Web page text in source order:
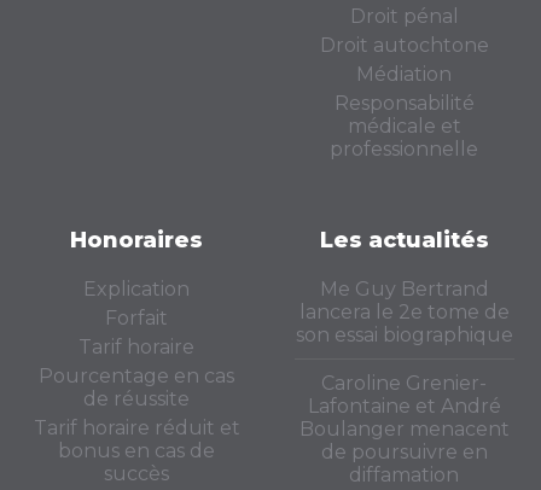
Droit pénal
Droit autochtone
Médiation
Responsabilité
médicale et
professionnelle
Honoraires
Explication
Forfait
Tarif horaire
Pourcentage en cas
de réussite
Tarif horaire réduit et
bonus en cas de
succès
Les actualités
Me Guy Bertrand
lancera le 2e tome de
son essai biographique
Caroline Grenier-
Lafontaine et André
Boulanger menacent
de poursuivre en
diffamation